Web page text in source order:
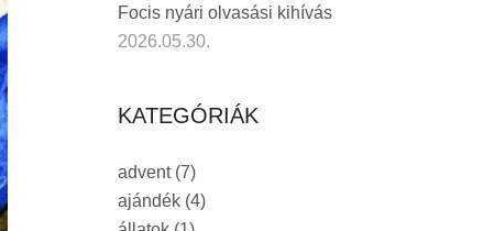
Focis nyári olvasási kihívás
2026.05.30.
KATEGÓRIÁK
advent(7)
ajándék (4)